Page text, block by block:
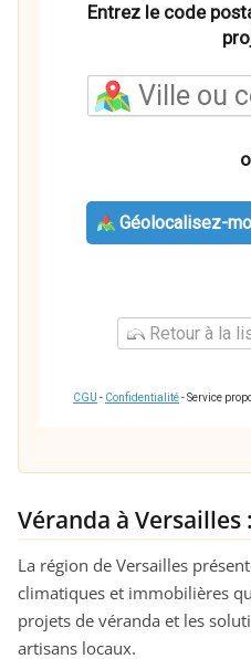
Entrez le code
Géolocalisez-
Retour à la
CGU - Confidentialité- Service
Véranda à Versailles
La région de Versailles
climatiques et immobilières
projets de véranda et les
artisans locaux.